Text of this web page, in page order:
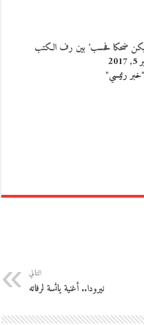
يكن ضحكا فحسب’ بين رف الكتب
رئيسي"
التالي
نيرودا.. أغنية يائسة لرفاته